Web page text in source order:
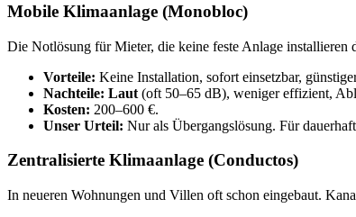
Mobile Klimaanlage (Monobloc)
Die Notlösung für Mieter, die keine feste Anlage installieren
Vorteile: Keine Installation, sofort einsetzbar,
Nachteile: Laut (oft 50–65 dB), weniger effizient,
Kosten: 200–600 €.
Unser Urteil: Nur als Übergangslösung. Für
Zentralisierte Klimaanlage (Conductos)
In neueren Wohnungen und Villen oft schon eingebaut.